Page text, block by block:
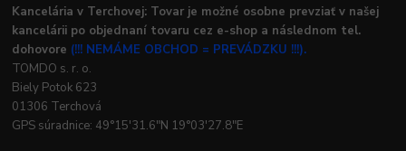
Kancelária v Terchovej: Tovar je možné osobne prevziať v našej
kancelárii po objednaní tovaru cez e-shop a následnom tel.
dohovore (!!! NEMÁME OBCHOD = PREVÁDZKU !!!).
TOMDO s. r. o.
Biely Potok 623
01306 Terchová
GPS súradnice: 49°15'31.6"N 19°03'27.8"E